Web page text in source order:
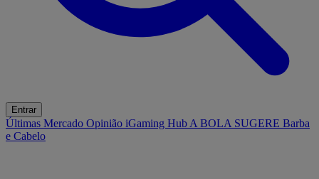
Entrar
Últimas Mercado Opinião iGaming Hub A BOLA SUGERE Barba
e Cabelo